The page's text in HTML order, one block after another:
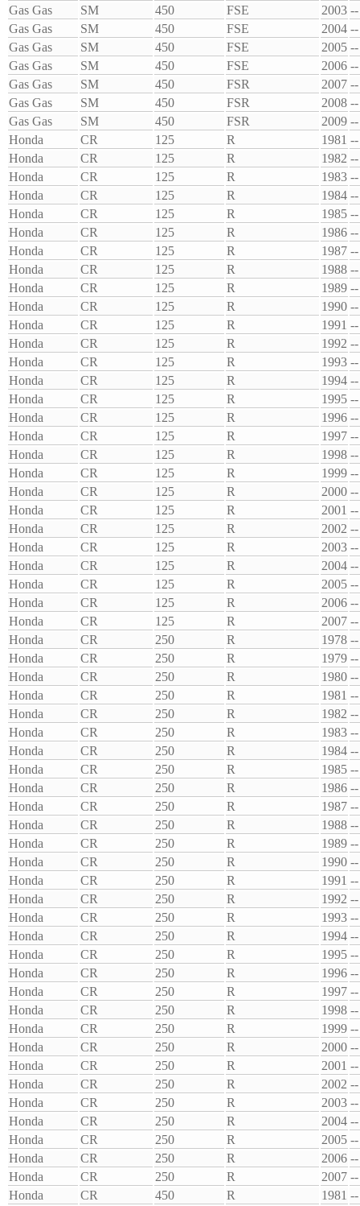
Gas Gas
SM 450 FSE 2003 --
Gas Gas
SM 450 FSE 2004 --
Gas Gas
SM 450 FSE 2005 --
Gas Gas
SM 450 FSE 2006 --
Gas Gas
SM 450 FSR 2007 --
Gas Gas
SM 450 FSR 2008 --
Gas Gas
SM 450 FSR 2009 --
Honda
CR 125 R 1981 --
Honda
CR 125 R 1982 --
Honda
CR 125 R 1983 --
Honda
CR 125 R 1984 --
Honda
CR 125 R 1985 --
Honda
CR 125 R 1986 --
Honda
CR 125 R 1987 --
Honda
CR 125 R 1988 --
Honda
CR 125 R 1989 --
Honda
CR 125 R 1990 --
Honda
CR 125 R 1991 --
Honda
CR 125 R 1992 --
Honda
CR 125 R 1993 --
Honda
CR 125 R 1994 --
Honda
CR 125 R 1995 --
Honda
CR 125 R 1996 --
Honda
CR 125 R 1997 --
Honda
CR 125 R 1998 --
Honda
CR 125 R 1999 --
Honda
CR 125 R 2000 --
Honda
CR 125 R 2001 --
Honda
CR 125 R 2002 --
Honda
CR 125 R 2003 --
Honda
CR 125 R 2004 --
Honda
CR 125 R 2005 --
Honda
CR 125 R 2006 --
Honda
CR 125 R 2007 --
Honda
CR 250 R 1978 --
Honda
CR 250 R 1979 --
Honda
CR 250 R 1980 --
Honda
CR 250 R 1981 --
Honda
CR 250 R 1982 --
Honda
CR 250 R 1983 --
Honda
CR 250 R 1984 --
Honda
CR 250 R 1985 --
Honda
CR 250 R 1986 --
Honda
CR 250 R 1987 --
Honda
CR 250 R 1988 --
Honda
CR 250 R 1989 --
Honda
CR 250 R 1990 --
Honda
CR 250 R 1991 --
Honda
CR 250 R 1992 --
Honda
CR 250 R 1993 --
Honda
CR 250 R 1994 --
Honda
CR 250 R 1995 --
Honda
CR 250 R 1996 --
Honda
CR 250 R 1997 --
Honda
CR 250 R 1998 --
Honda
CR 250 R 1999 --
Honda
CR 250 R 2000 --
Honda
CR 250 R 2001 --
Honda
CR 250 R 2002 --
Honda
CR 250 R 2003 --
Honda
CR 250 R 2004 --
Honda
CR 250 R 2005 --
Honda
CR 250 R 2006 --
Honda
CR 250 R 2007 --
Honda
CR 450 R 1981 --